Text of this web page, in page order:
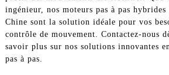
ingénieur, nos moteurs pas à pas
Chine sont la solution idéale pour vos
contrôle de mouvement. Contactez-nous
savoir plus sur nos solutions innovantes
pas à pas.